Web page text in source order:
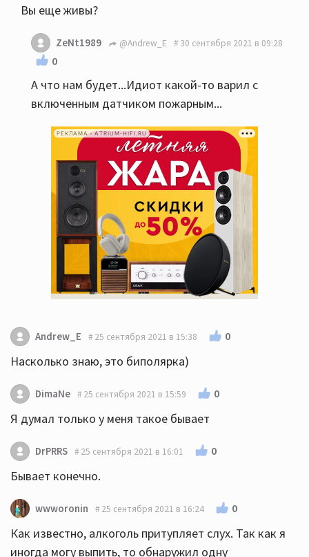
Вы еще живы?
ZeNt1989 @Andrew_E 30 сентября 2021 в 09:28
0
А что нам будет...Идиот какой-то варил с
включенным датчиком пожарным...
РЕКЛАМА • ATRIUM-HIFI.RU
Andrew_E 25 сентября 2021 в 15:38 0
Насколько знаю, это биполярка)
DimaNe 25 сентября 2021 в 15:59 0
Я думал только у меня такое бывает
DrPRRS 25 сентября 2021 в 16:01 0
Бывает конечно.
wwworonin 25 сентября 2021 в 16:24 0
Как известно, алкоголь притупляет слух. Так как я
иногда могу выпить, то обнаружил одну